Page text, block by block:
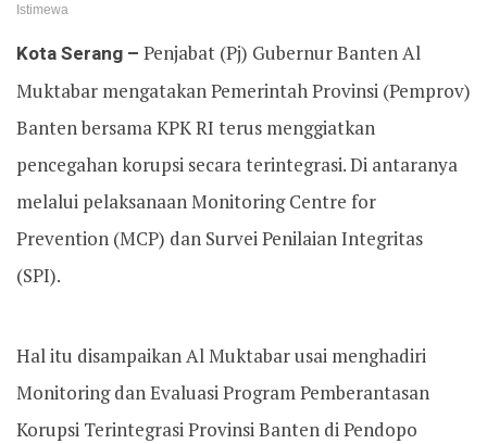
Istimewa
Kota Serang – Penjabat (Pj) Gubernur Banten Al
Muktabar mengatakan Pemerintah Provinsi (Pemprov)
Banten bersama KPK RI terus menggiatkan
pencegahan korupsi secara terintegrasi. Di antaranya
melalui pelaksanaan Monitoring Centre for
Prevention (MCP) dan Survei Penilaian Integritas
(SPI).
Hal itu disampaikan Al Muktabar usai menghadiri
Monitoring dan Evaluasi Program Pemberantasan
Korupsi Terintegrasi Provinsi Banten di Pendopo